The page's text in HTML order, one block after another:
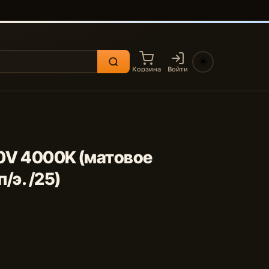
Корзина Войти
4000K (матовое
э. /25)